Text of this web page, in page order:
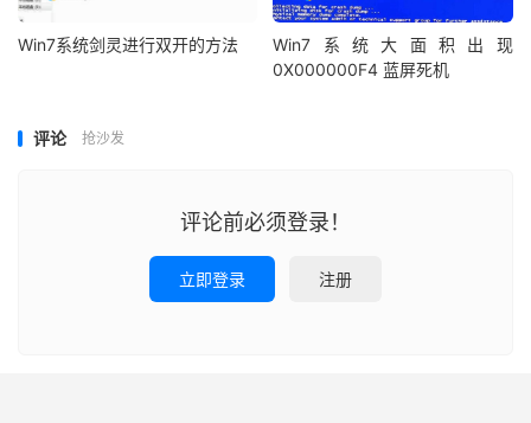
Win7系统剑灵进行双开的方法
Win7系统大面积出现
0X000000F4 蓝屏死机
评论 抢沙发
评论前必须登录！
立即登录 注册